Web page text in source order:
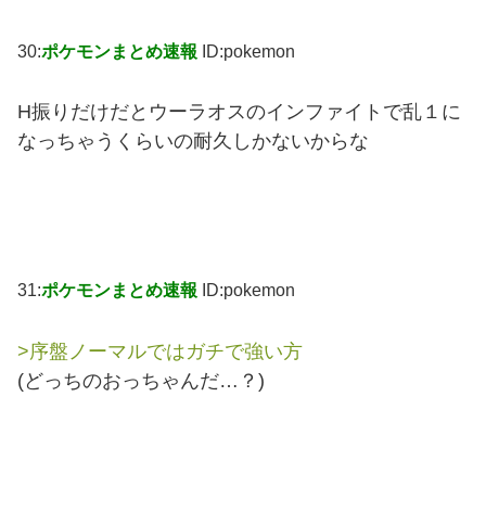
30:ポケモンまとめ速報 ID:pokemon
H振りだけだとウーラオスのインファイトで乱１に
なっちゃうくらいの耐久しかないからな
31:ポケモンまとめ速報 ID:pokemon
>序盤ノーマルではガチで強い方
(どっちのおっちゃんだ…？)